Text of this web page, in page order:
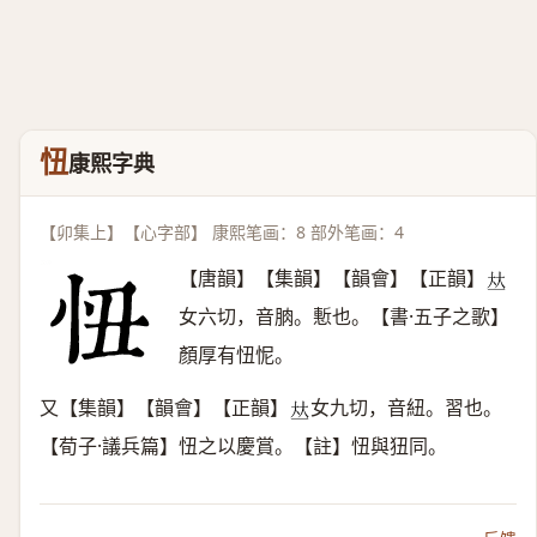
忸康熙字典
【卯集上】【心字部】 康熙笔画：8 部外笔画：4
【唐韻】【集韻】【韻會】【正韻】 𠀤
女六切，音朒。慙也。【書·五子之歌】
顏厚有忸怩。
又【集韻】【韻會】【正韻】 𠀤女九切，音紐。習也。
【荀子·議兵篇】忸之以慶賞。【註】忸與狃同。